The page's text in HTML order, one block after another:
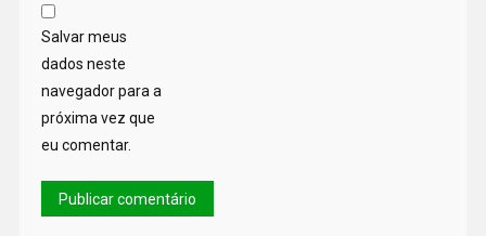
Salvar meus
dados neste
navegador para a
próxima vez que
eu comentar.